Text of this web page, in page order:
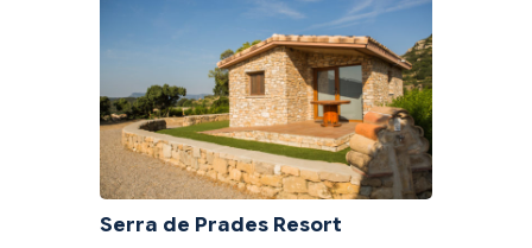
Serra de Prades Resort